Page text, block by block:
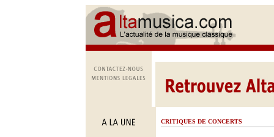
CRITIQUES DE CONCERTS